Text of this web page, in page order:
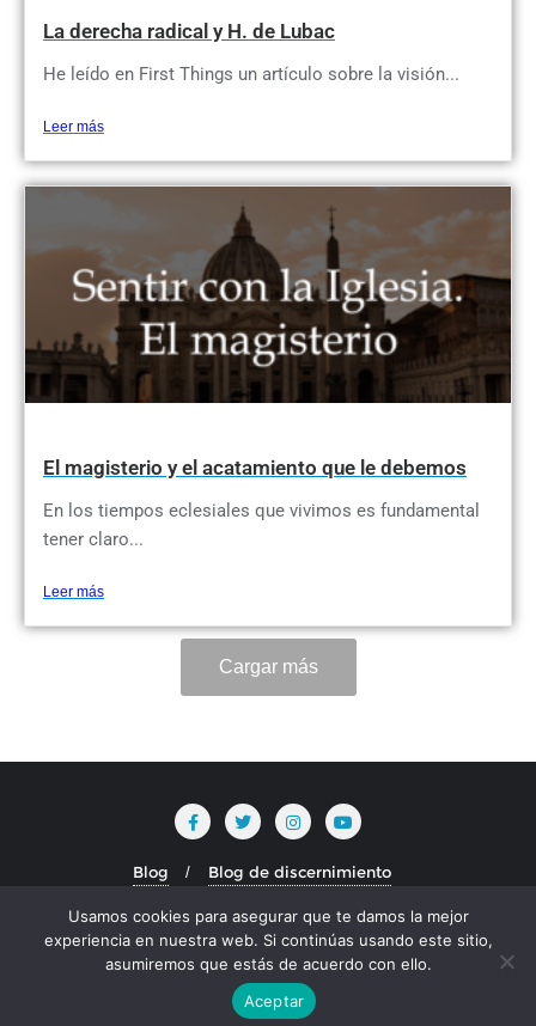
La derecha radical y H. de Lubac
He leído en First Things un artículo sobre la visión...
Leer más
El magisterio y el acatamiento que le debemos
En los tiempos eclesiales que vivimos es fundamental
tener claro...
Leer más
Cargar más
Blog
Blog de discernimiento
discernimiento en la biblia
Discernir con los santos
El discernimiento
Inicio
P. Javier
Sentir con la Iglesia
Usamos cookies para asegurar que te damos la mejor
experiencia en nuestra web. Si continúas usando este sitio,
asumiremos que estás de acuerdo con ello.
Aceptar